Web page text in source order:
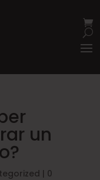
un
| 0